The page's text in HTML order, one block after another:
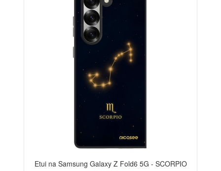
Etui na Samsung Galaxy Z Fold6 5G - SCORPIO